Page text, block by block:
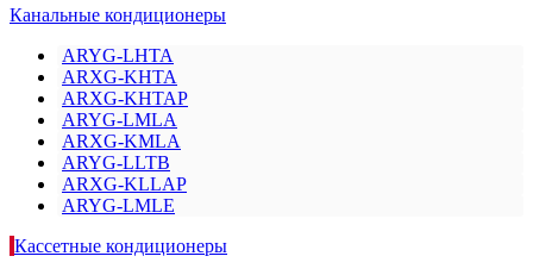
Канальные кондиционеры
ARYG-LHTA
ARXG-KHTA
ARXG-KHTAP
ARYG-LMLA
ARXG-KMLA
ARYG-LLTB
ARXG-KLLAP
ARYG-LMLE
Кассетные кондиционеры